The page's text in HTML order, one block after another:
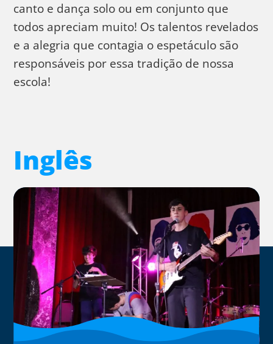
canto e dança solo ou em conjunto que
todos apreciam muito! Os talentos revelados
e a alegria que contagia o espetáculo são
responsáveis por essa tradição de nossa
escola!
Inglês